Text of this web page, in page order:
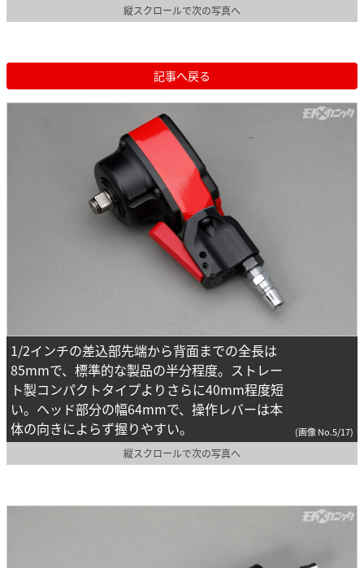
縦スクロールで次の写真へ
記事へ戻る
1/2インチの差込部先端から背面までの全長は
85mmで、標準的な製品の半分程度。ストレー
ト製コンパクトタイプよりさらに40mm程度短
い。ヘッド部分の幅64mmで、操作レバーは本
体の向きによらず握りやすい。
(画像 No.5/17)
縦スクロールで次の写真へ